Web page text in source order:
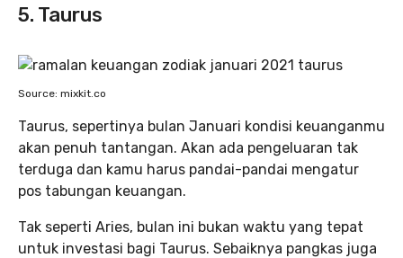
5. Taurus
Source: mixkit.co
Taurus, sepertinya bulan Januari kondisi keuanganmu
akan penuh tantangan. Akan ada pengeluaran tak
terduga dan kamu harus pandai-pandai mengatur
pos tabungan keuangan.
Tak seperti Aries, bulan ini bukan waktu yang tepat
untuk investasi bagi Taurus. Sebaiknya pangkas juga